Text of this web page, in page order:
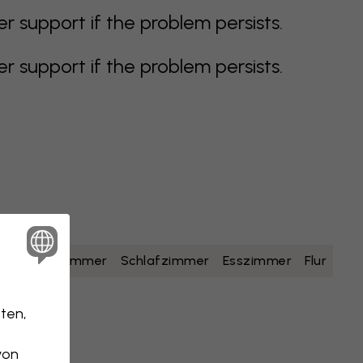
support if the problem persists.
support if the problem persists.
Badezimmer Schlafzimmer Esszimmer Flur